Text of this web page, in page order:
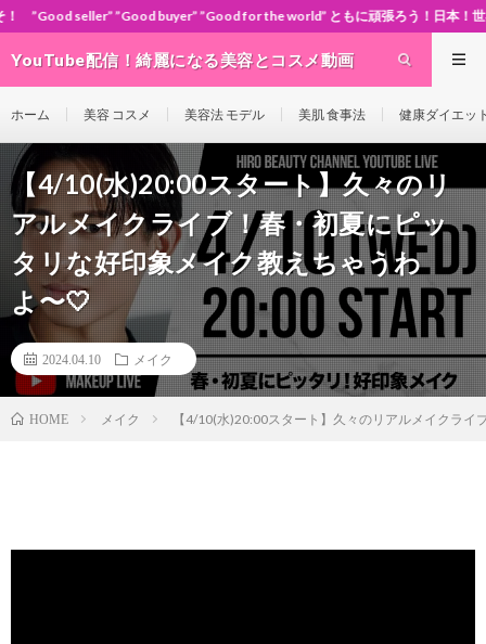
buyer” ”Good for the world” ともに頑張ろう！日本！世界！
YouTube配信！綺麗になる美容とコスメ動画
ホーム 美容 コスメ 美容法 モデル 美肌 食事法 健康ダイエッ
【4/10(水)20:00スタート】久々のリ
アルメイクライブ！春・初夏にピッ
タリな好印象メイク教えちゃうわ
よ〜🤍
2024.04.10 メイク
HOME メイク 【4/10(水)20:00スタート】久々のリアルメイクラ